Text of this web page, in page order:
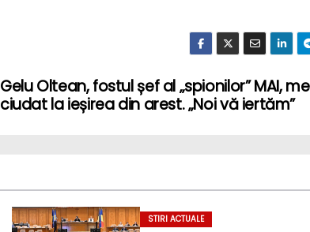
Gelu Oltean, fostul șef al „spionilor” MAI,
ciudat la ieșirea din arest. „Noi vă iertăm”
STIRI ACTUALE